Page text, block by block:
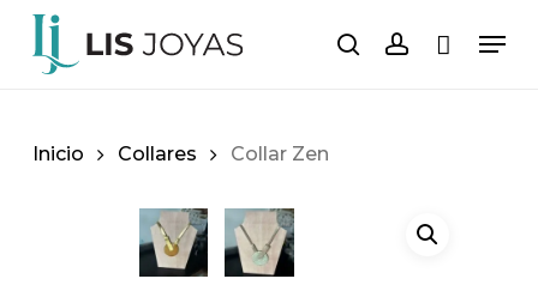
Saltar
contenido
buscarcuenta
Carro Cerrar
Inicio Collares Collar Zen